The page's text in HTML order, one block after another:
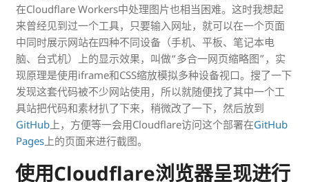
在Cloudflare Workers中处理图片也相当困难。这时我想起
来曾经见到过一个工具，只要输入网址，就可以在一个页面
中同时展示网站在四种不同设备（手机、平板、笔记本电
脑、台式机）上的显示效果，叫做“多合一网页缩略图”，实
现原理是使用iframe和CSS缩放模拟多种设备视口。搜了一下
发现这套代码被不少网站使用，所以就随便找了其中一个工
具站把代码和素材扒了下来，稍微改了一下，然后放到
GitHub 上，方便等一会用Cloudflare访问这个部署在GitHub
Pages 上的页面来进行截图。
使用Cloudflare浏览器呈现进行